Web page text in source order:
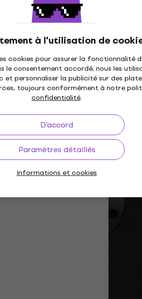
à l'utilisation de
cookies pour assurer la fonctionnalité
le consentement accordé, nous les
et personnaliser la publicité sur des
toujours conformément à notre
confidentialité.
D'accord
Paramètres détaillés
Informations et cookies
Entraînement:
Ce produit est équipé d'un
entraîne le plateau via une
vibrations et le bruit transmis
L'entraînement par courroie